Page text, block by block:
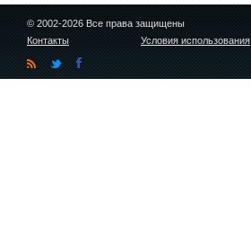
© 2002-2026 Все права защищены
Контакты
Условия использования